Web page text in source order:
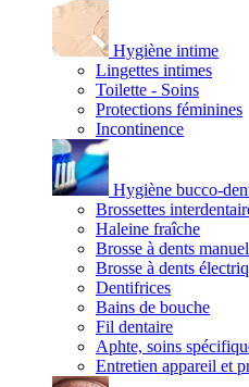
Hygiène intime
Lingettes intimes
Toilette - Soins
Protections féminines
Incontinence
Hygiène bucco-
Brossettes
Haleine fraîche
Brosse à dents
Brosse à dents
Dentifrices
Bains de bouche
Fil dentaire
Aphte, soins
Entretien appareil et